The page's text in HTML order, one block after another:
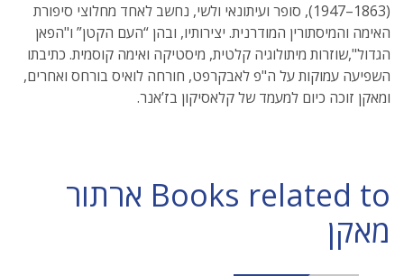
(1863–1947), סופר ועיתונאי ולשי, נחשב לאחד מחלוצי סיפורת
האימה והמיסתורין המודרנית. יצירותיו, ובהן “העם הקטן” ו"הפאן
הגדול",שוזרות מיתולוגיה קלטית, מיסטיקה ואימה קוסמית. כתיבתו
השפיעה עמוקות על ה"פ לאבקרפט, חורחה לואיס בורחס ואחרים,
ומאקן זוכה כיום למעמד של קלאסיקון בז’אנר.
Books related to ארתור
מאקן